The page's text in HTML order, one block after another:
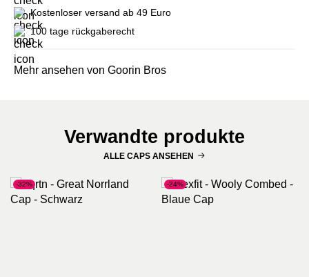
Kostenloser versand ab 49 Euro
100 tage rückgaberecht
Mehr ansehen von Goorin Bros
Verwandte produkte
ALLE CAPS ANSEHEN
-32% -24%